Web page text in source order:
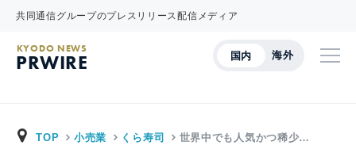
共同通信グループのプレスリリース配信メディア
国内 海外
KYODO NEWS
PRWIRE
TOP 小売業 くら寿司 世界中でも人気かつ稀少…